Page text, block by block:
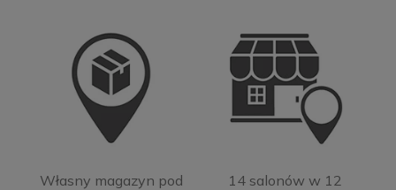
Własny magazyn pod
14 salonów w 12